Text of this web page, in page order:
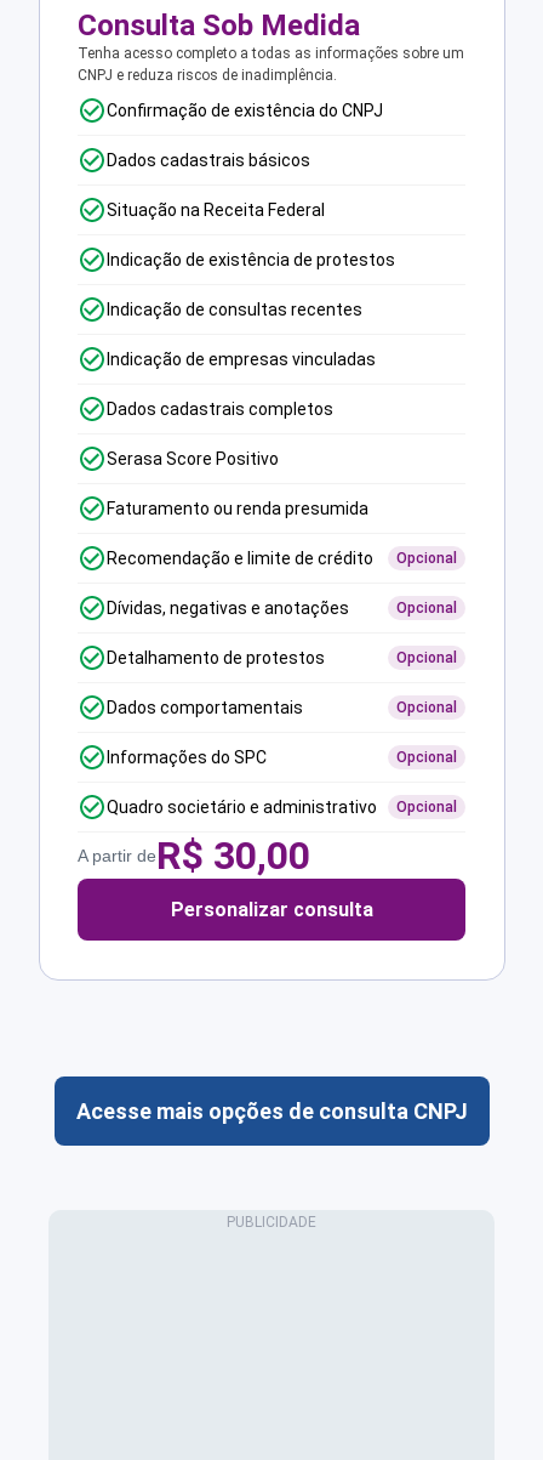
Consulta Sob Medida
Tenha acesso completo a todas as informações sobre um
CNPJ e reduza riscos de inadimplência.
Confirmação de existência do CNPJ
Dados cadastrais básicos
Situação na Receita Federal
Indicação de existência de protestos
Indicação de consultas recentes
Indicação de empresas vinculadas
Dados cadastrais completos
Serasa Score Positivo
Faturamento ou renda presumida
Recomendação e limite de crédito Opcional
Dívidas, negativas e anotações Opcional
Detalhamento de protestos Opcional
Dados comportamentais Opcional
Informações do SPC Opcional
Quadro societário e administrativo Opcional
A partir deR$ 30,00
Personalizar consulta
Acesse mais opções de consulta CNPJ